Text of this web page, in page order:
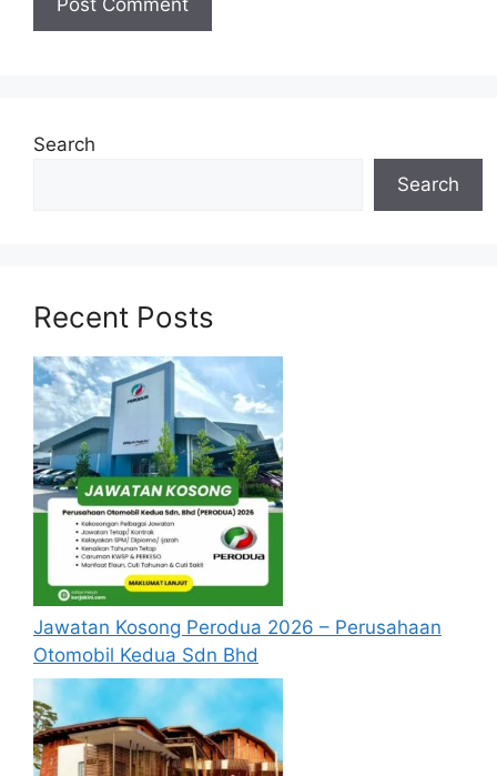
Sales Consultant
Technician – Electrical Chargeman
Disini)
Syarat Asas Permohonan
Calon hendaklah warganegara Malaysia
berusia tidak kurang daripada
tahunpada tarikh tutup permohonan
jawatan.
Berkelayakan dan melepasi syarat-syarat
pelantikan yang telah ditetapkan bagi
setiap jawatan yang hendak dipohon, Sila
baca pada lampiran yang kami telah
sediakan seperti berikut.
Update Jawatan Kosong Terkini
Cara Memohon
Search
Search
Recent Posts
Jawatan Kosong Perodua 2026 – Perusahaan
Otomobil Kedua Sdn Bhd